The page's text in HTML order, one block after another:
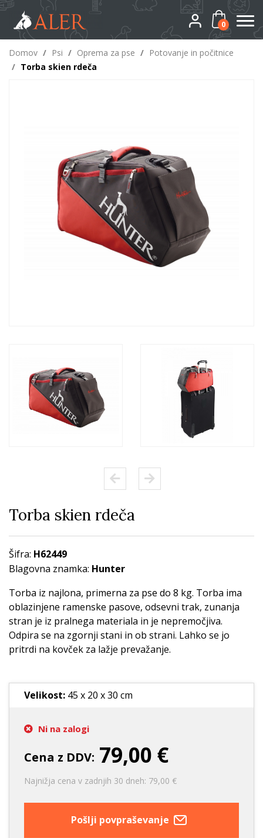
0
Domov / Psi / Oprema za pse / Potovanje in počitnice
/ Torba skien rdeča
Torba skien rdeča
Šifra: H62449
Blagovna znamka: Hunter
Torba iz najlona, primerna za pse do 8 kg. Torba ima
oblazinjene ramenske pasove, odsevni trak, zunanja
stran je iz pralnega materiala in je nepremočjiva.
Odpira se na zgornji stani in ob strani. Lahko se jo
pritrdi na kovček za lažje prevažanje.
Velikost: 45 x 20 x 30 cm
Ni na zalogi
Cena z DDV: 79,00 €
Najnižja cena v zadnjih 30 dneh: 79,00 €
Pošlji povpraševanje